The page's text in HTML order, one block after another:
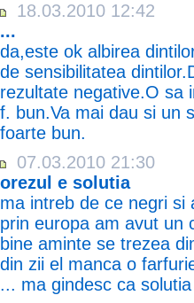
18.03.2010 12:42
...
da,este ok albirea
de sensibilitatea
rezultate negative.O sa
f. bun.Va mai dau si un
foarte bun.
07.03.2010 21:30
orezul e solutia
ma intreb de ce negri si
prin europa am avut un
bine aminte se trezea
din zii el manca o
... ma gindesc ca